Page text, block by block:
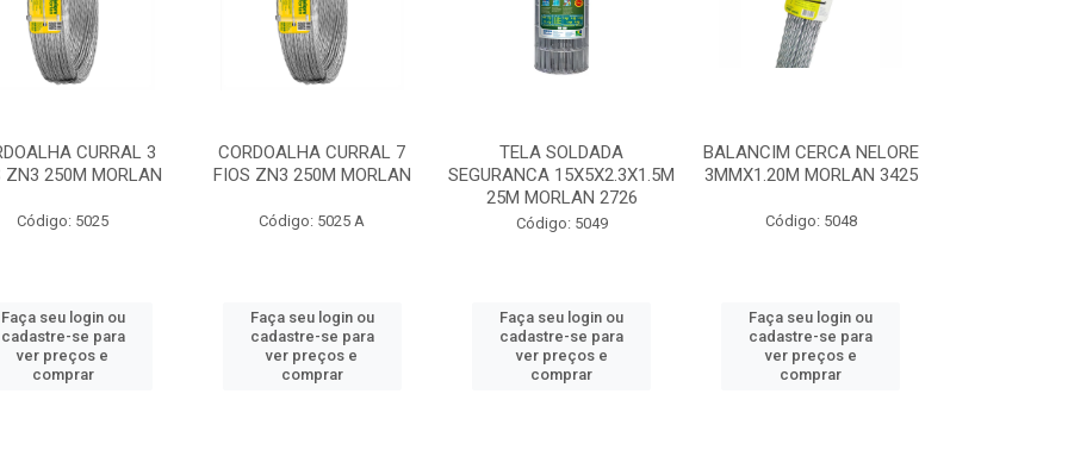
CURRAL 3
ZN3 250M MORLAN
Código: 5025
Faça seu login ou
cadastre-se para
ver preços e
comprar
CORDOALHA CURRAL 7
FIOS ZN3 250M MORLAN
Código: 5025 A
Faça seu login ou
cadastre-se para
ver preços e
comprar
TELA SOLDADA
SEGURANCA 15X5X2.3X1.5M
25M MORLAN 2726
Código: 5049
Faça seu login ou
cadastre-se para
ver preços e
comprar
BALANCIM CERCA NELORE
3MMX1.20M MORLAN 3425
Código: 5048
Faça seu login ou
cadastre-se para
ver preços e
comprar